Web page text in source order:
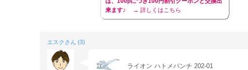
来ます♪
→ 詳しくはこちら
エスクさん (3)
ライオン ハトメパンチ 202-01